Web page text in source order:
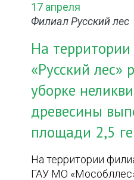
17 апреля
Филиал Русский лес
На
«Русский лес»
уборке
древесины
площади 2,5
На территории
ГАУ МО